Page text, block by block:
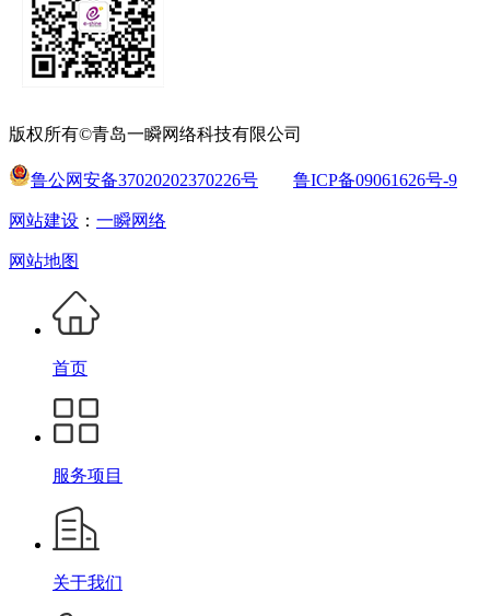
版权所有©青岛一瞬网络科技有限公司
鲁公网安备37020202370226号 鲁ICP备09061626号-9
网站建设 ： 一瞬网络
网站地图
首页
服务项目
关于我们